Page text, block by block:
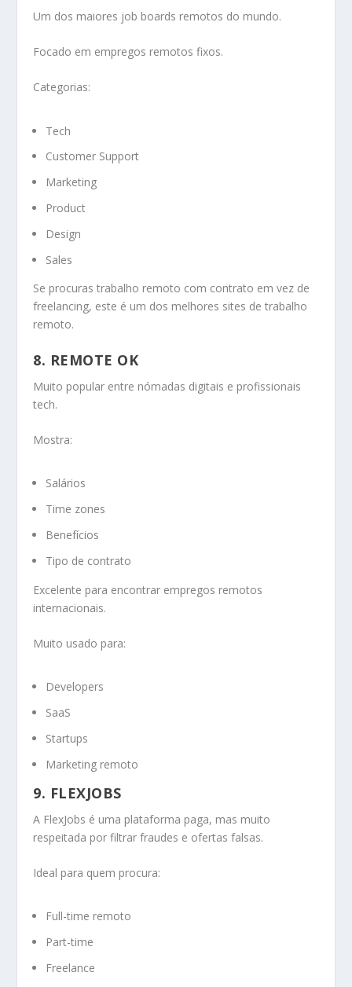
Um dos maiores job boards remotos do mundo.
Focado em empregos remotos fixos.
Categorias:
Tech
Customer Support
Marketing
Product
Design
Sales
Se procuras trabalho remoto com contrato em vez de
freelancing, este é um dos melhores sites de trabalho
remoto.
8. REMOTE OK
Muito popular entre nómadas digitais e profissionais
tech.
Mostra:
Salários
Time zones
Benefícios
Tipo de contrato
Excelente para encontrar empregos remotos
internacionais.
Muito usado para:
Developers
SaaS
Startups
Marketing remoto
9. FLEXJOBS
A FlexJobs é uma plataforma paga, mas muito
respeitada por filtrar fraudes e ofertas falsas.
Ideal para quem procura:
Full-time remoto
Part-time
Freelance